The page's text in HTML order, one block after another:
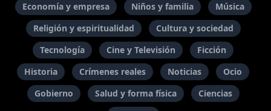
Economía y empresa
Niños y familia
Música
Religión y espiritualidad
Cultura y sociedad
Tecnología
Cine y Televisión
Ficción
Historia
Crímenes reales Noticias
Ocio
Gobierno
Salud y forma física
Ciencias